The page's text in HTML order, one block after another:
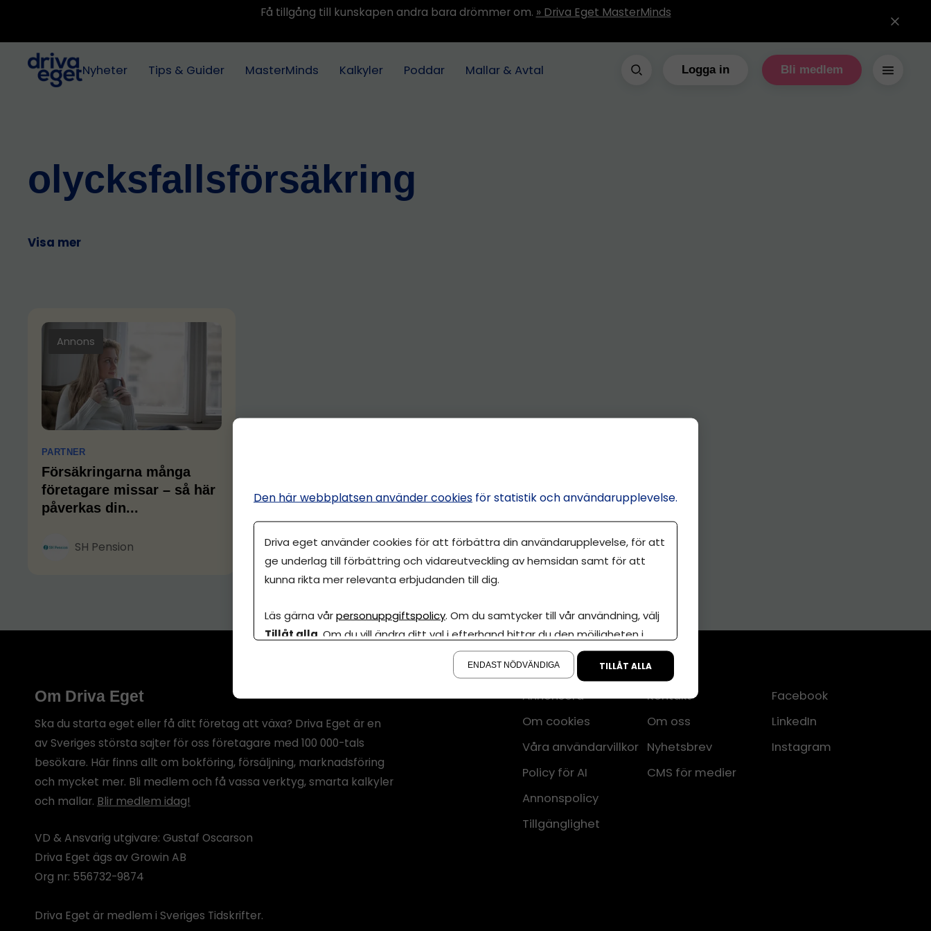
Få tillgång till kunskapen andra bara drömmer om. » Driva Eget MasterMinds
Nyheter Tips & Guider MasterMinds Kalkyler Poddar Mallar & Avtal Logga in Bli medlem
olycksfallsförsäkring
Visa mer
Annons
PARTNER
Försäkringarna många
företagare missar – så här
påverkas din...
SH Pension
Om Driva Eget
Ska du starta eget eller få ditt företag att växa? Driva Eget är en
av Sveriges största sajter för oss företagare med 100 000-tals
besökare. Här finns allt om bokföring, försäljning, marknadsföring
och mycket mer. Bli medlem och få vassa verktyg, smarta kalkyler
och mallar. Blir medlem idag!
VD & Ansvarig utgivare: Gustaf Oscarson
Driva Eget ägs av Growin AB
Org nr: 556732-9874
Driva Eget är medlem i Sveriges Tidskrifter.
Annonsera
Om cookies
Våra användarvillkor
Policy för AI
Annonspolicy
Tillgänglighet
Kontakt
Om oss
Nyhetsbrev
CMS för medier
Facebook
LinkedIn
Instagram
Den här webbplatsen använder cookies för statistik och användarupplevelse.
Driva eget använder cookies för att förbättra din användarupplevelse, för att
ge underlag till förbättring och vidareutveckling av hemsidan samt för att
kunna rikta mer relevanta erbjudanden till dig.
Läs gärna vårpersonuppgiftspolicy. Om du samtycker till vår användning, välj
Tillåt alla . Om du vill ändra ditt val i efterhand hittar du den möjligheten i
ENDAST NÖDVÄNDIGA TILLÅT ALLA